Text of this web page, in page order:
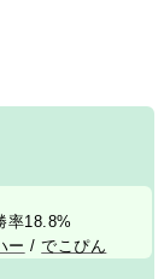
率18.8%
ー /でこぴん